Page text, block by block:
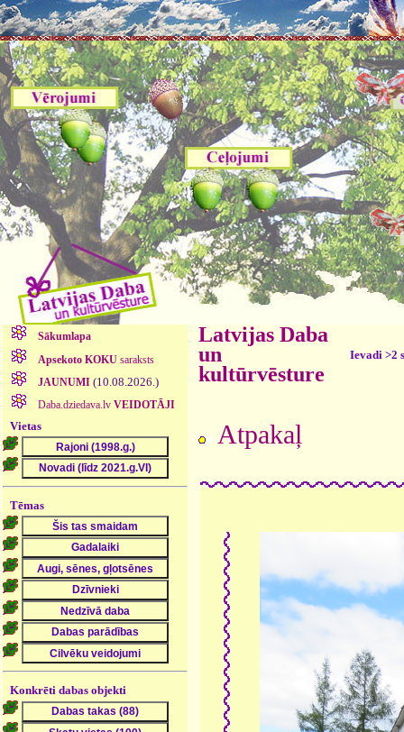
Sākumlapa
Apsekoto KOKUsaraksts
JAUNUMI (10.08.2026.)
Daba.dziedava.lv VEIDOTĀJI
Vietas
Tēmas
Konkrēti dabas objekti
Latvijas Daba
un
kultūrvēsture
Ievadi >2
Atpakaļ